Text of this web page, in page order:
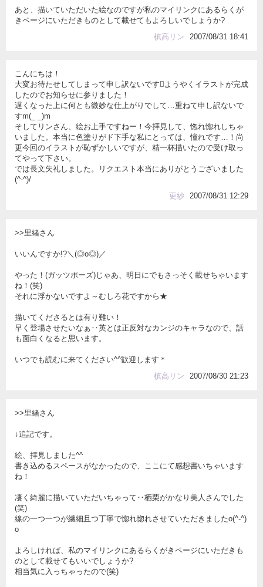
あと、描いていただいた絵なのですが私のマイリンクにあるらくが
きページにいただきものとして載せてもよろしいでしょうか?
槙高リン
2007/08/31 18:41
こんにちは！
大変お待たせしてしまって申し訳ないですようやくイラストが完成
したのでお知らせに参りました！
遅くなった上に何とも微妙な仕上がりでして…重ねて申し訳ないで
すm(_ _)m
そしてリンさん、絵お上手ですねー！今拝見して、惚れ惚れしちゃ
いました。本当に色塗りがド下手な私にとっては、憧れです…！尚
更今回のイラストが恥ずかしいですが、精一杯描いたので受け取っ
てやって下さい。
では長文失礼しました。リクエスト本当にありがとうございました
(^-^)/
更紗
2007/08/31 12:29
>>里緒さん
いいんですか!?＼(◎o◎)／
やった！(ガッツポーズ)じゃあ、明日にでもさっそく載せちゃいます
ね！(笑)
それに浮かないですよ～むしろ花ですから★
描いてくださるとは有り難い！
早く登場させたいなぁ‥英とは正反対なカンジのキャラなので、話
も面白くなると思います。
いつでも読むに来てください^^歓迎します＊
槙高リン
2007/08/30 21:23
>>里緒さん
↓追記です。
絵、拝見しました^^
書き込めるスペースがなかったので、ここにて感想書いちゃいます
ね！
凄く綺麗に描いていただいちゃって‥栖栗がかなり美人さんでした
(笑)
線の一つ一つが繊細且つ丁寧で惚れ惚れさせていただきましたo(^-^)
o
よろしければ、私のマイリンクにあるらくがきページにいただきも
のとして載せてもいいでしょうか?
相当気に入っちゃったので(笑)